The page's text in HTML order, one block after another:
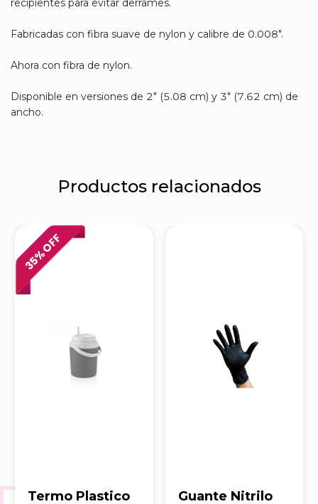
recipientes para evitar derrames.
Fabricadas con fibra suave de nylon y calibre de 0.008″.
Ahora con fibra de nylon.
Disponible en versiones de 2″ (5.08 cm) y 3″ (7.62 cm) de
ancho.
Productos relacionados
35
% OFF
Termo Plastico
Guante Nitrilo